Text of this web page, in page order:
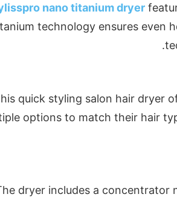
nano titanium dryer
technology ensures even
quick styling salon hair dryer
options to match their hair
dryer includes a concentrator